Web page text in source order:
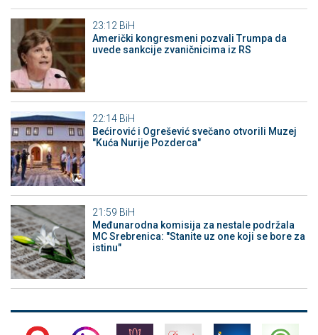
23:12 BiH
Američki kongresmeni pozvali Trumpa da
uvede sankcije zvaničnicima iz RS
22:14 BiH
Bećirović i Ogrešević svečano otvorili Muzej
"Kuća Nurije Pozderca"
21:59 BiH
Međunarodna komisija za nestale podržala
MC Srebrenica: "Stanite uz one koji se bore za
istinu"